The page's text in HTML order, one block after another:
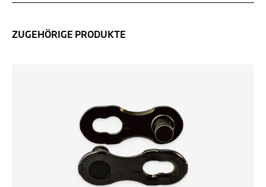
ZUGEHÖRIGE PRODUKTE